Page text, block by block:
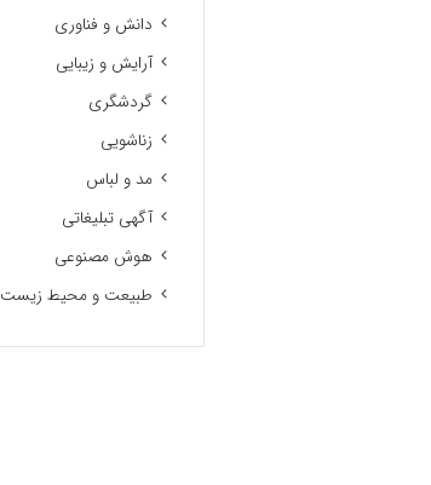
دانش و فناوری
آرایش و زیبایی
گردشگری
زناشویی
مد و لباس
آگهی تبلیغاتی
هوش مصنوعی
طبیعت و محیط زیست